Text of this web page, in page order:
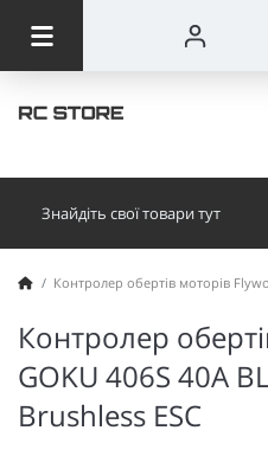
Контролер обертів моторів
Контролер
GOKU 406S 40A
Brushless ESC